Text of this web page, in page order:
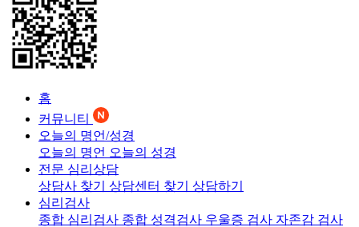
홈
커뮤니티
오늘의 명언/성경
오늘의 명언 오늘의 성경
전문 심리상담
상담사 찾기 상담센터 찾기 상담하기
심리검사
종합 심리검사 종합 성격검사 우울증 검사 자존감 검사